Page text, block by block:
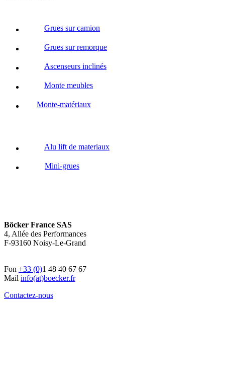
Grues sur camion
Grues sur remorque
Ascenseurs inclinés
Monte meubles
Monte-matériaux
Alu lift de materiaux
Mini-grues
Böcker France SAS
4, Allée des Performances
F-93160 Noisy-Le-Grand
Fon +33 (0)1 48 40 67 67
Mail info(at)boecker.fr
Contactez-nous